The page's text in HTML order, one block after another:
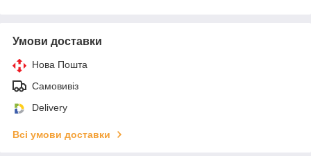
Умови доставки
Нова Пошта
Самовивіз
Delivery
Всі умови доставки